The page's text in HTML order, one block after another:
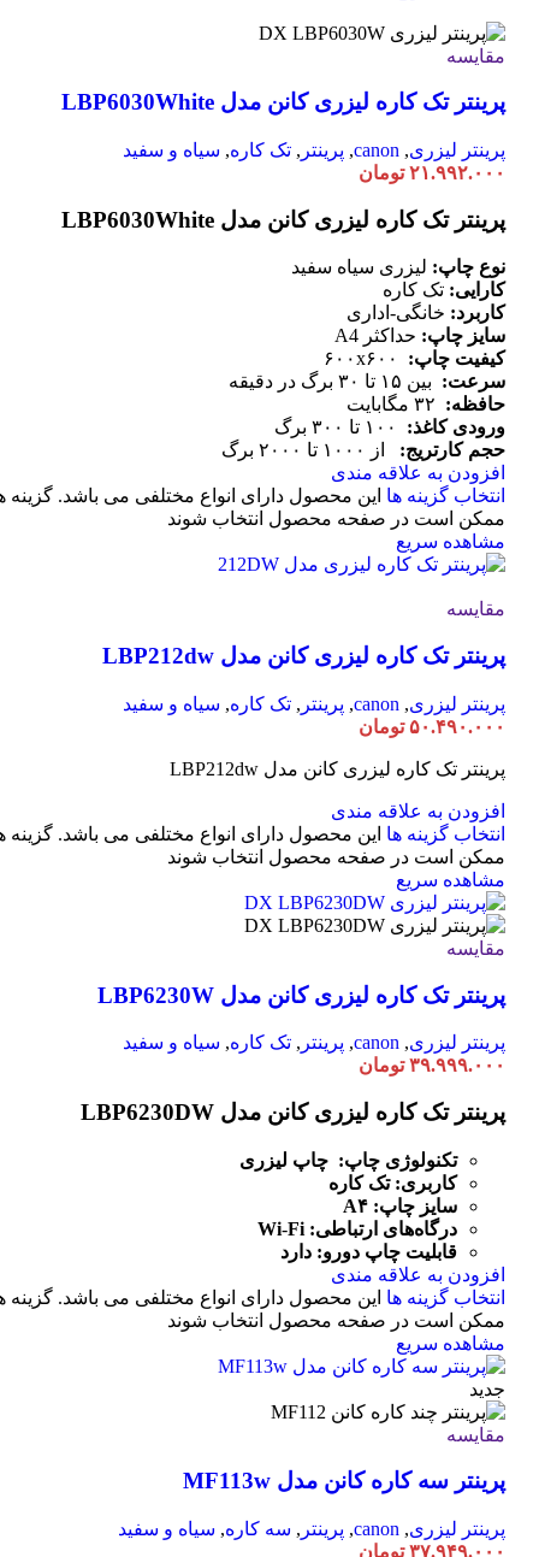
مقایسه
پرینتر تک کاره لیزری کانن مدل LBP6030White
پرینتر لیزری,
canon
, پرینتر , تک کاره, سیاه و سفید
۲۱.۹۹۲.۰۰۰ تومان
پرینتر تک کاره لیزری کانن مدل LBP6030White
نوع چاپ: لیزری سیاه سفید
کارایی: تک کاره
کاربرد: خانگی-اداری
سایز چاپ: حداکثر A4
کیفیت چاپ:
۶۰۰x۶۰۰
سرعت: بین ۱۵ تا ۳۰ برگ در دقیقه
حافظه: ۳۲ مگابایت
ورودی کاغذ:
۱۰۰ تا ۳۰۰ برگ
حجم کارتریج:
از ۱۰۰۰ تا ۲۰۰۰ برگ
افزودن به علاقه مندی
انتخاب گزینه ها این محصول دارای انواع مختلفی می باشد. گزینه
ممکن است در صفحه محصول انتخاب شوند
مشاهده سریع
مقایسه
پرینتر تک کاره لیزری کانن مدل LBP212dw
پرینتر لیزری,
canon
, پرینتر , تک کاره, سیاه و سفید
۵۰.۴۹۰.۰۰۰ تومان
پرینتر تک کاره لیزری کانن مدل LBP212dw
افزودن به علاقه مندی
انتخاب گزینه ها این محصول دارای انواع مختلفی می باشد. گزینه
ممکن است در صفحه محصول انتخاب شوند
مشاهده سریع
مقایسه
پرینتر تک کاره لیزری کانن مدل LBP6230W
پرینتر لیزری,
canon
, پرینتر , تک کاره, سیاه و سفید
۳۹.۹۹۹.۰۰۰ تومان
پرینتر تک کاره لیزری کانن مدل LBP6230DW
تکنولوژی چاپ: چاپ لیزری
کاربری: تک کاره
سایز چاپ: A۴
درگاه‌های ارتباطی:
Wi-Fi
قابلیت چاپ دورو: دارد
افزودن به علاقه مندی
انتخاب گزینه ها این محصول دارای انواع مختلفی می باشد. گزینه
ممکن است در صفحه محصول انتخاب شوند
مشاهده سریع
جدید
مقایسه
پرینتر سه کاره کانن مدل MF113w
پرینتر لیزری,
canon
, پرینتر , سه کاره, سیاه و سفید
۳۷.۹۴۹.۰۰۰ تومان